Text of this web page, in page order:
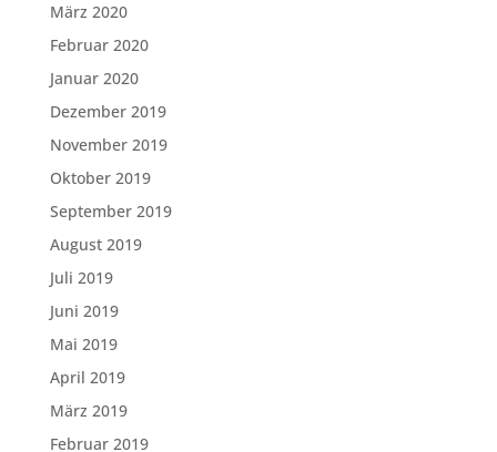
März 2020
Februar 2020
Januar 2020
Dezember 2019
November 2019
Oktober 2019
September 2019
August 2019
Juli 2019
Juni 2019
Mai 2019
April 2019
März 2019
Februar 2019